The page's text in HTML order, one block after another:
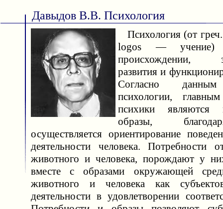
Давыдов В.В. Психология
Психология (от
logos —
происхождении,
развития и
Согласно данным
психологии,
психики являются
образы,
осуществляется ориентирование
деятельности человека. Потребности
животного и человека, порождают у
вместе с образами окружающей
животного и человека как
деятельности в удовлетворении